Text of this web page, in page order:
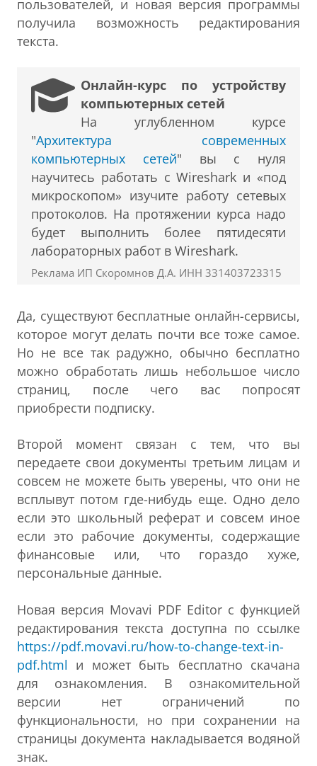
пользователей, и новая версия программы
получила возможность редактирования
текста.
Онлайн-курс по устройству
компьютерных сетей
На углубленном курсе
"Архитектура современных
компьютерных сетей" вы с нуля
научитесь работать с Wireshark и «под
микроскопом» изучите работу сетевых
протоколов. На протяжении курса надо
будет выполнить более пятидесяти
лабораторных работ в Wireshark.
Реклама ИП Скоромнов Д.А. ИНН 331403723315
Да, существуют бесплатные онлайн-сервисы,
которое могут делать почти все тоже самое.
Но не все так радужно, обычно бесплатно
можно обработать лишь небольшое число
страниц, после чего вас попросят
приобрести подписку.
Второй момент связан с тем, что вы
передаете свои документы третьим лицам и
совсем не можете быть уверены, что они не
всплывут потом где-нибудь еще. Одно дело
если это школьный реферат и совсем иное
если это рабочие документы, содержащие
финансовые или, что гораздо хуже,
персональные данные.
Новая версия Movavi PDF Editor с функцией
редактирования текста доступна по ссылке
https://pdf.movavi.ru/how-to-change-text-in-
pdf.html и может быть бесплатно скачана
для ознакомления. В ознакомительной
версии нет ограничений по
функциональности, но при сохранении на
страницы документа накладывается водяной
знак.